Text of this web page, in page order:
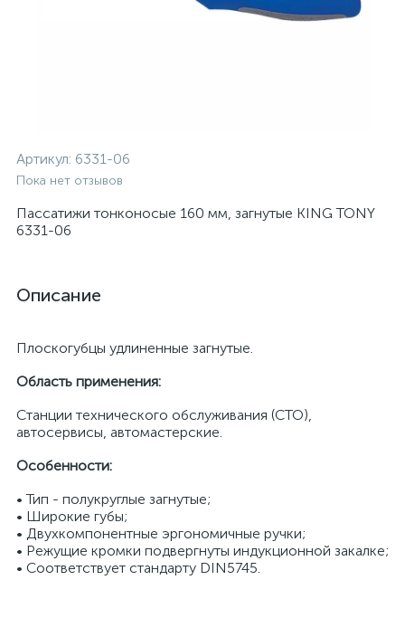
Артикул: 6331-06
Пока нет отзывов
Пассатижи тонконосые 160 мм, загнутые KING TONY
6331-06
Описание
Плоскогубцы удлиненные загнутые.
Область применения:
Станции технического обслуживания (СТО),
автосервисы, автомастерские.
Особенности:
• Тип - полукруглые загнутые;
• Широкие губы;
• Двухкомпонентные эргономичные ручки;
• Режущие кромки подвергнуты индукционной закалке;
• Соответствует стандарту DIN5745.